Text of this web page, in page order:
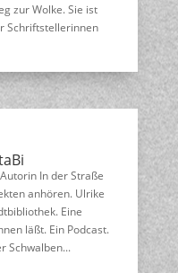
zur Wolke. Sie ist
Schriftstellerinnen
In der Straße
anhören. Ulrike
Eine
läßt. Ein Podcast.
Schwalben...